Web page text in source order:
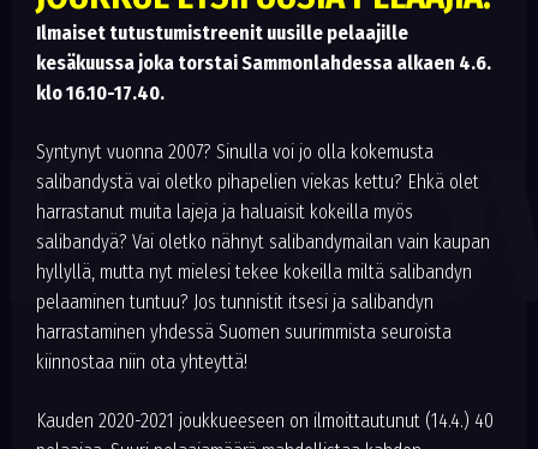
Ilmaiset tutustumistreenit uusille pelaajille
kesäkuussa joka torstai Sammonlahdessa alkaen 4.6.
klo 16.10-17.40.
Syntynyt vuonna 2007? Sinulla voi jo olla kokemusta
salibandystä vai oletko pihapelien viekas kettu? Ehkä olet
harrastanut muita lajeja ja haluaisit kokeilla myös
salibandyä? Vai oletko nähnyt salibandymailan vain kaupan
hyllyllä, mutta nyt mielesi tekee kokeilla miltä salibandyn
pelaaminen tuntuu? Jos tunnistit itsesi ja salibandyn
harrastaminen yhdessä Suomen suurimmista seuroista
kiinnostaa niin ota yhteyttä!
Kauden 2020-2021 joukkueeseen on ilmoittautunut (14.4.) 40